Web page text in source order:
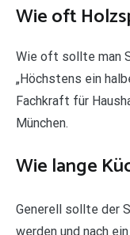
Wie oft
Wie oft sollte man
„Höchstens ein
Fachkraft für
München.
Wie lange
Generell sollte der
werden und nach